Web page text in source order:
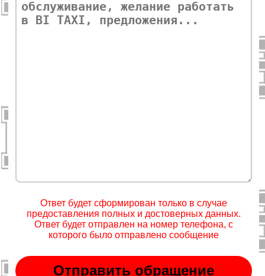
Ответ будет сформирован только в случае
предоставления полных и достоверных данных.
Ответ будет отправлен на номер телефона, с
которого было отправлено сообщение